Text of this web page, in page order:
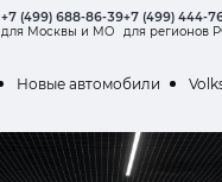
+7 (499) 688-86-39
для Москвы и МО
+7 (499) 444-
для регионов
Новые автомобили